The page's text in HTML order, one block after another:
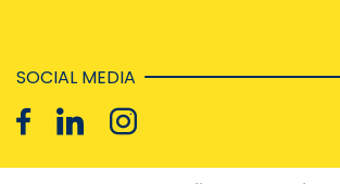
SOCIAL MEDIA